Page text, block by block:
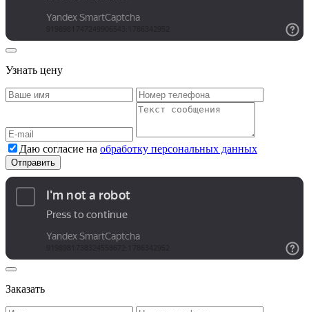
Узнать цену
Даю согласие на обработку персональных данных
Заказать